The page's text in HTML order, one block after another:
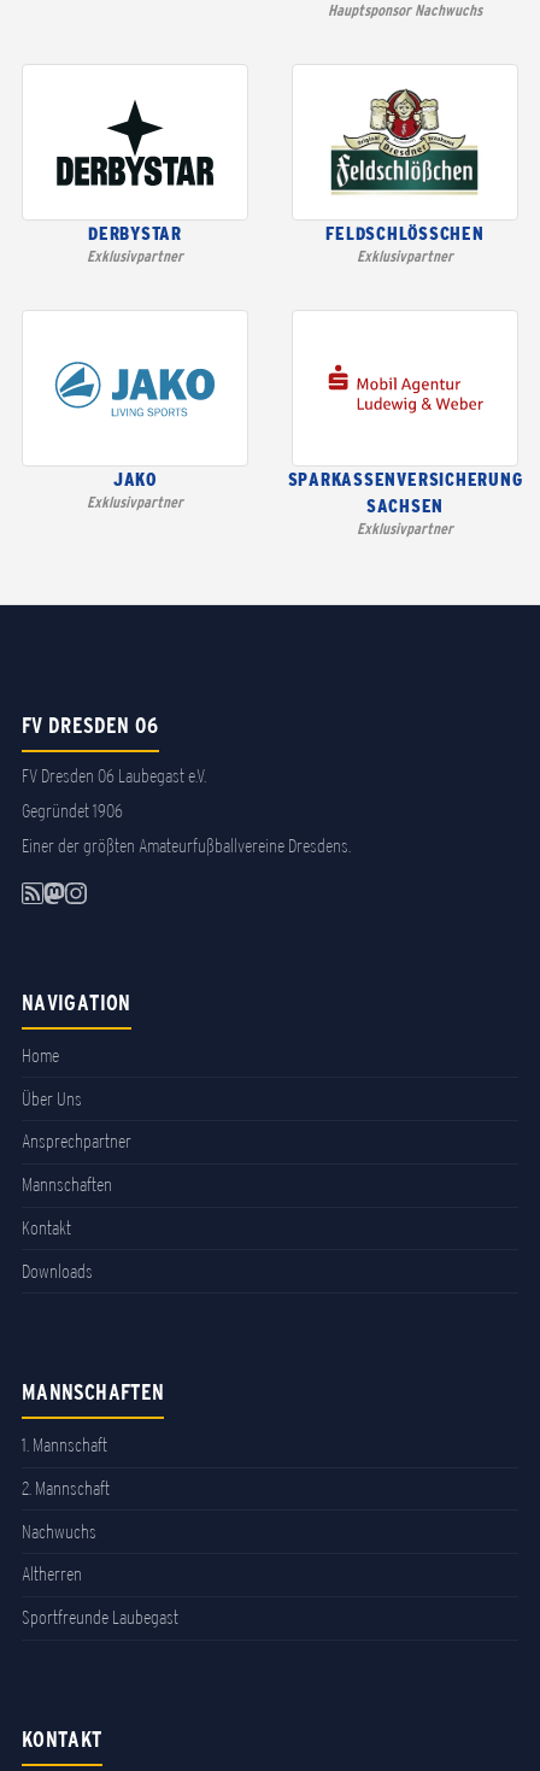
Hauptsponsor Nachwuchs
DERBYSTAR
Exklusivpartner
FELDSCHLÖSSCHEN
Exklusivpartner
JAKO
Exklusivpartner
SPARKASSENVERSICHERUNG
SACHSEN
Exklusivpartner
FV DRESDEN 06
FV Dresden 06 Laubegast e.V.
Gegründet 1906
Einer der größten Amateurfußballvereine Dresdens.
NAVIGATION
Home
Über Uns
Ansprechpartner
Mannschaften
Kontakt
Downloads
MANNSCHAFTEN
1. Mannschaft
2. Mannschaft
Nachwuchs
Altherren
Sportfreunde Laubegast
KONTAKT